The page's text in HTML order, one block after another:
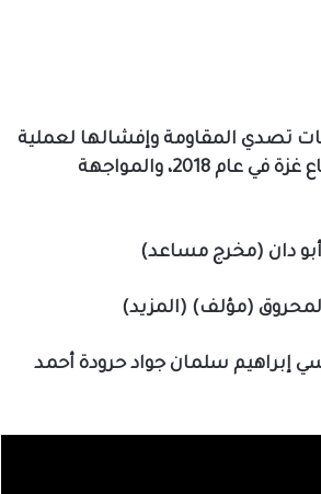
تصدي المقاومة وإفشالها لعملية
تسلل وحدة (سييرت متكال) الخاصة لقطاع غزة في عام 2018، والمواجهة
دان (مخرج مساعد)
(مؤلف) (المزيد)
إبراهيم سلمان جواد حرودة أحمد